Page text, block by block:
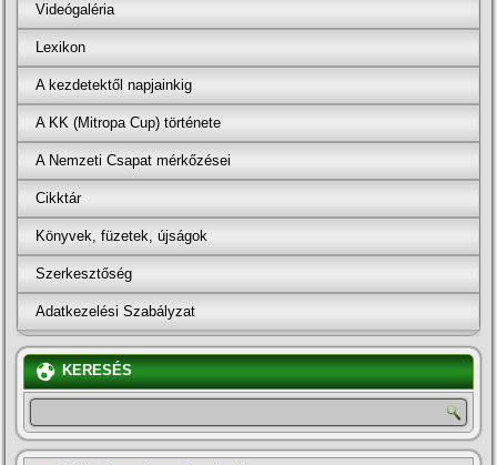
Videógaléria
Lexikon
A kezdetektől napjainkig
A KK (Mitropa Cup) története
A Nemzeti Csapat mérkőzései
Cikktár
Könyvek, füzetek, újságok
Szerkesztőség
Adatkezelési Szabályzat
KERESÉS